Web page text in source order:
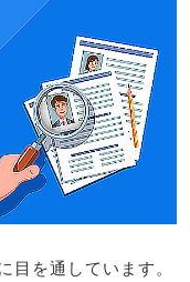
目を通しています。